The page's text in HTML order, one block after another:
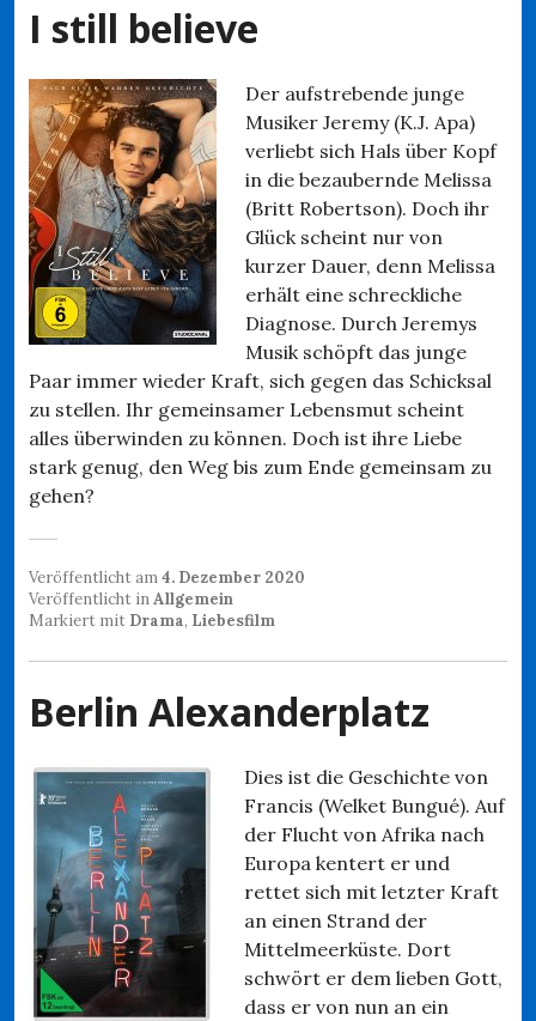
I still believe
Der aufstrebende junge
Musiker Jeremy (K.J. Apa)
verliebt sich Hals über Kopf
in die bezaubernde Melissa
(Britt Robertson). Doch ihr
Glück scheint nur von
kurzer Dauer, denn Melissa
erhält eine schreckliche
Diagnose. Durch Jeremys
Musik schöpft das junge
Paar immer wieder Kraft, sich gegen das Schicksal
zu stellen. Ihr gemeinsamer Lebensmut scheint
alles überwinden zu können. Doch ist ihre Liebe
stark genug, den Weg bis zum Ende gemeinsam zu
gehen?
Veröffentlicht am4. Dezember 2020
Veröffentlicht inAllgemein
Markiert mit Drama, Liebesfilm
Berlin Alexanderplatz
Dies ist die Geschichte von
Francis (Welket Bungué). Auf
der Flucht von Afrika nach
Europa kentert er und
rettet sich mit letzter Kraft
an einen Strand der
Mittelmeerküste. Dort
schwört er dem lieben Gott,
dass er von nun an ein